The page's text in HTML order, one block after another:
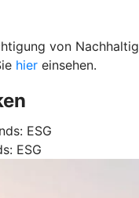
von
hier einsehen.
ESG
ESG